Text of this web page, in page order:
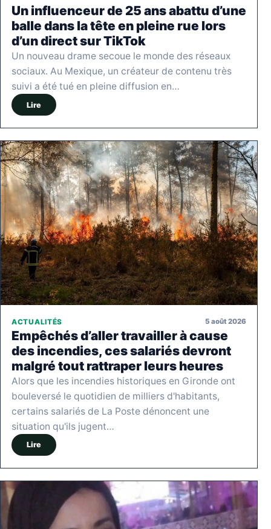
Un influenceur de 25 ans abattu d’une
balle dans la tête en pleine rue lors
d’un direct sur TikTok
Un nouveau drame secoue le monde des réseaux
sociaux. Au Mexique, un créateur de contenu très
suivi a été tué en pleine diffusion en…
Lire
ACTUALITÉS 5 août 2026
Empêchés d’aller travailler à cause
des incendies, ces salariés devront
malgré tout rattraper leurs heures
Alors que les incendies historiques en Gironde ont
bouleversé le quotidien de milliers d'habitants,
certains salariés de La Poste dénoncent une
situation qu'ils jugent…
Lire